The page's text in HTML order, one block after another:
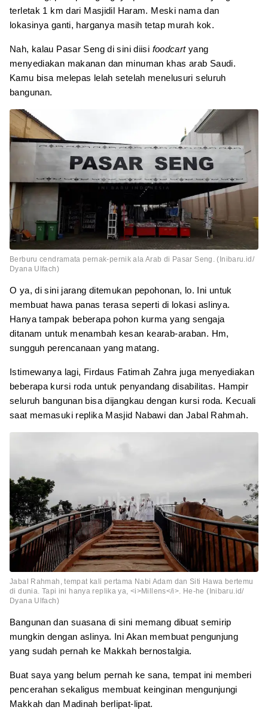
terletak 1 km dari Masjidil Haram. Meski nama dan
lokasinya ganti, harganya masih tetap murah kok.
Nah, kalau Pasar Seng di sini diisi foodcartyang
menyediakan makanan dan minuman khas arab Saudi.
Kamu bisa melepas lelah setelah menelusuri seluruh
bangunan.
Berburu cendramata pernak-pernik ala Arab di Pasar Seng. (Inibaru.id/
Dyana Ulfach)
O ya, di sini jarang ditemukan pepohonan, lo. Ini untuk
membuat hawa panas terasa seperti di lokasi aslinya.
Hanya tampak beberapa pohon kurma yang sengaja
ditanam untuk menambah kesan kearab-araban. Hm,
sungguh perencanaan yang matang.
Istimewanya lagi, Firdaus Fatimah Zahra juga menyediakan
beberapa kursi roda untuk penyandang disabilitas. Hampir
seluruh bangunan bisa dijangkau dengan kursi roda. Kecuali
saat memasuki replika Masjid Nabawi dan Jabal Rahmah.
Jabal Rahmah, tempat kali pertama Nabi Adam dan Siti Hawa bertemu
di dunia. Tapi ini hanya replika ya, <i>Millens</i>. He-he (Inibaru.id/
Dyana Ulfach)
Bangunan dan suasana di sini memang dibuat semirip
mungkin dengan aslinya. Ini Akan membuat pengunjung
yang sudah pernah ke Makkah bernostalgia.
Buat saya yang belum pernah ke sana, tempat ini memberi
pencerahan sekaligus membuat keinginan mengunjungi
Makkah dan Madinah berlipat-lipat.